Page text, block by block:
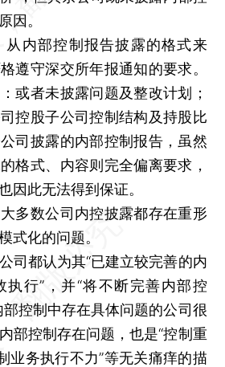
因。
内部控制报告披露的格式来
遵守深交所年报通知的要求。
或者未披露问题及整改计划；
控股子公司控制结构及持股比
司披露的内部控制报告，虽然
格式、内容则完全偏离要求，
因此无法得到保证。
数公司内控披露都存在重形
式化的问题。
都认为其“已建立较完善的内
行”，并“将不断完善内部控
部控制中存在具体问题的公司很
部控制存在问题，也是“控制重
业务执行不力”等无关痛痒的描